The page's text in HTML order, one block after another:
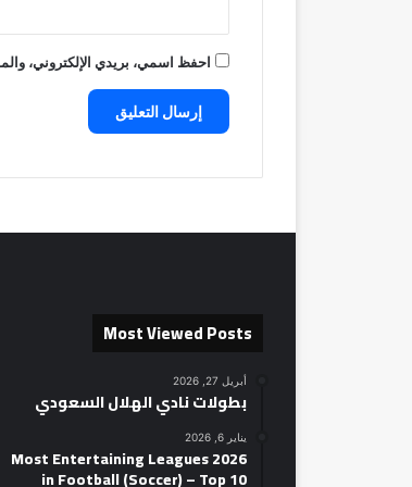
احفظ اسمي، بريدي الإلكتروني،
Most Viewed Posts
أبريل 27, 2026
بطولات نادي الهلال السعودي
يناير 6, 2026
2026 Most Entertaining Leagues
in Football (Soccer) – Top 10